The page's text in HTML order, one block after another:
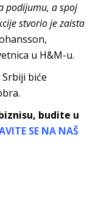
podijumu, a spoj
stvorio je zaista
u H&M-u.
Srbiji biće
budite u
SE NA NAŠ